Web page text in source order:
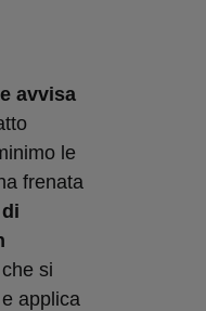
avvisa
le
frenata
si
applica